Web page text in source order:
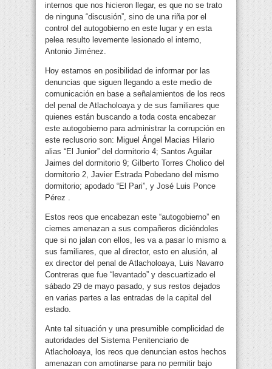
internos que nos hicieron llegar, es que no se trato
de ninguna “discusión”, sino de una riña por el
control del autogobierno en este lugar y en esta
pelea resulto levemente lesionado el interno,
Antonio Jiménez.
Hoy estamos en posibilidad de informar por las
denuncias que siguen llegando a este medio de
comunicación en base a señalamientos de los reos
del penal de Atlacholoaya y de sus familiares que
quienes están buscando a toda costa encabezar
este autogobierno para administrar la corrupción en
este reclusorio son: Miguel Ángel Macias Hilario
alias “El Junior” del dormitorio 4; Santos Aguilar
Jaimes del dormitorio 9; Gilberto Torres Cholico del
dormitorio 2, Javier Estrada Pobedano del mismo
dormitorio; apodado “El Pari”, y José Luis Ponce
Pérez .
Estos reos que encabezan este “autogobierno” en
ciernes amenazan a sus compañeros diciéndoles
que si no jalan con ellos, les va a pasar lo mismo a
sus familiares, que al director, esto en alusión, al
ex director del penal de Atlacholoaya, Luis Navarro
Contreras que fue “levantado” y descuartizado el
sábado 29 de mayo pasado, y sus restos dejados
en varias partes a las entradas de la capital del
estado.
Ante tal situación y una presumible complicidad de
autoridades del Sistema Penitenciario de
Atlacholoaya, los reos que denuncian estos hechos
amenazan con amotinarse para no permitir bajo